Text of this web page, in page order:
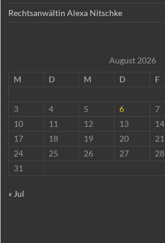
Rechtsanwältin Alexa Nitschke
August 2026
M
D M D F
3
4 5 6 7
10
11 12 13 14
17
18 19 20 21
24
25 26 27 28
31
« Jul